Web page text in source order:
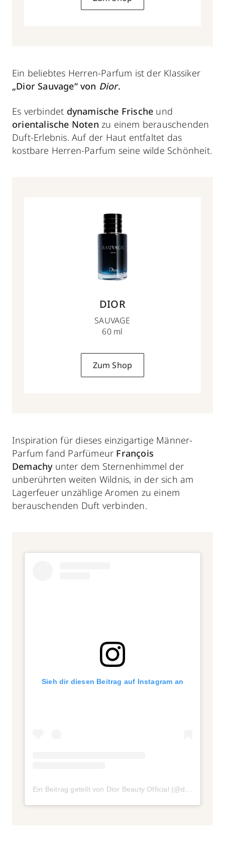
Ein beliebtes Herren-Parfum ist der Klassiker
„Dior Sauvage“ von Dior.
Es verbindet dynamische Frische und
orientalische Noten zu einem berauschenden
Duft-Erlebnis. Auf der Haut entfaltet das
kostbare Herren-Parfum seine wilde Schönheit.
DIOR
SAUVAGE
60 ml
Zum Shop
Inspiration für dieses einzigartige Männer-
Parfum fand Parfümeur François
Demachy unter dem Sternenhimmel der
unberührten weiten Wildnis, in der sich am
Lagerfeuer unzählige Aromen zu einem
berauschenden Duft verbinden.
Sieh dir diesen Beitrag auf Instagram an